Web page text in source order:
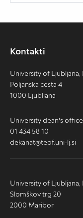
Kontakti
University of
Poljanska cesta 4
1000 Ljubljana
University dean's office
01 434 58 10
dekanat@teof.uni-lj.si
University of
Slomškov trg 20
2000 Maribor